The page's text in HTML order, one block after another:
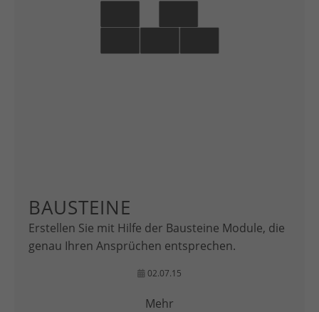
BAUSTEINE
Erstellen Sie mit Hilfe der Bausteine Module, die
genau Ihren Ansprüchen entsprechen.
02.07.15
Mehr